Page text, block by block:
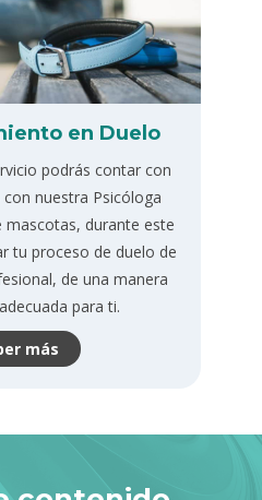
en Duelo
podrás contar con
nuestra Psicóloga
mascotas, durante este
tu proceso de duelo de
de una manera
para ti.
más